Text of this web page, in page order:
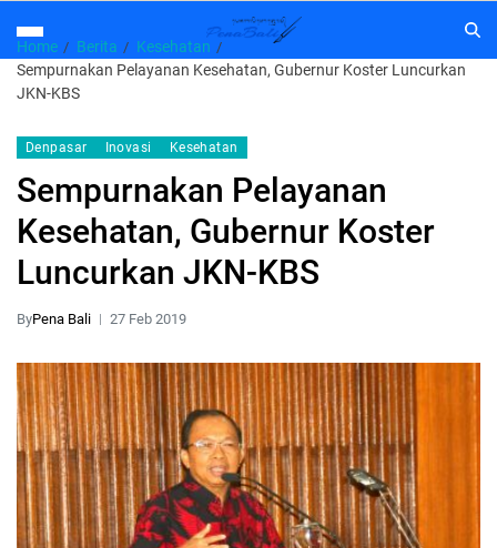
Home Berita
Kesehatan
Sempurnakan Pelayanan Kesehatan, Gubernur Koster Luncurkan
JKN-KBS
Denpasar Inovasi Kesehatan
Sempurnakan Pelayanan
Kesehatan, Gubernur Koster
Luncurkan JKN-KBS
ByPena Bali 27 Feb 2019